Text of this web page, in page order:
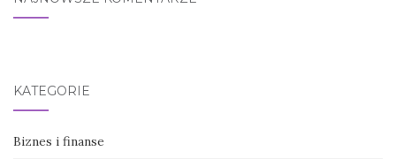
KATEGORIE
Biznes i finanse